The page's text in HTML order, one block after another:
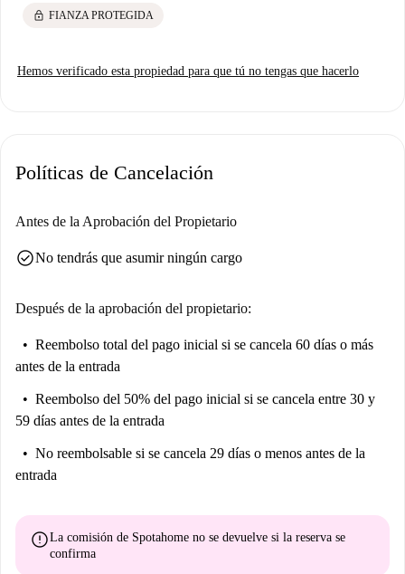
lock FIANZA PROTEGIDA
Hemos verificado esta propiedad para que tú no tengas que hacerlo
Políticas de Cancelación
Antes de la Aprobación del Propietario
check_circleNo tendrás que asumir ningún cargo
Después de la aprobación del propietario:
Reembolso total del pago inicial si se cancela 60 días o más
antes de la entrada
Reembolso del 50% del pago inicial si se cancela entre 30 y
59 días antes de la entrada
No reembolsable si se cancela 29 días o menos antes de la
entrada
errorLa comisión de Spotahome no se devuelve si la reserva se
confirma